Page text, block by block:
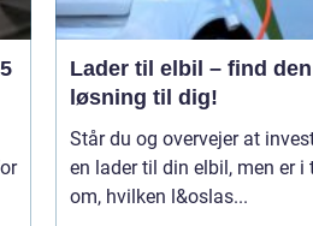
Lader til elbil – find
løsning til dig!
Står du og overvejer at
en lader til din elbil, men er i
om, hvilken l&oslas...